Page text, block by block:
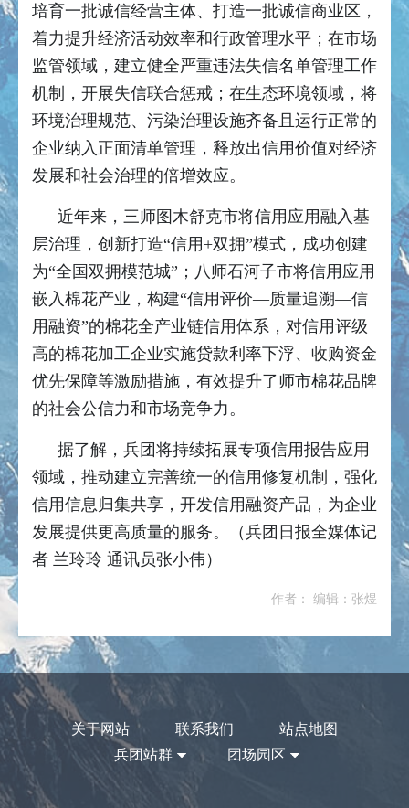
培育一批诚信经营主体、打造一批诚信商业区，
着力提升经济活动效率和行政管理水平；在市场
监管领域，建立健全严重违法失信名单管理工作
机制，开展失信联合惩戒；在生态环境领域，将
环境治理规范、污染治理设施齐备且运行正常的
企业纳入正面清单管理，释放出信用价值对经济
发展和社会治理的倍增效应。
近年来，三师图木舒克市将信用应用融入基
层治理，创新打造“信用+双拥”模式，成功创建
为“全国双拥模范城”；八师石河子市将信用应用
嵌入棉花产业，构建“信用评价—质量追溯—信
用融资”的棉花全产业链信用体系，对信用评级
高的棉花加工企业实施贷款利率下浮、收购资金
优先保障等激励措施，有效提升了师市棉花品牌
的社会公信力和市场竞争力。
据了解，兵团将持续拓展专项信用报告应用
领域，推动建立完善统一的信用修复机制，强化
信用信息归集共享，开发信用融资产品，为企业
发展提供更高质量的服务。（兵团日报全媒体记
者 兰玲玲 通讯员张小伟）
作者： 编辑：张煜
关于网站 联系我们
站点地图
兵团站群
团场园区